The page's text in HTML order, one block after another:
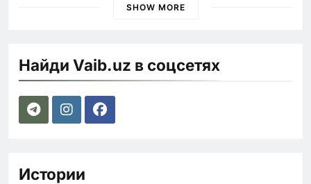
SHOW MORE
Найди Vaib.uz в соцсетях
Истории